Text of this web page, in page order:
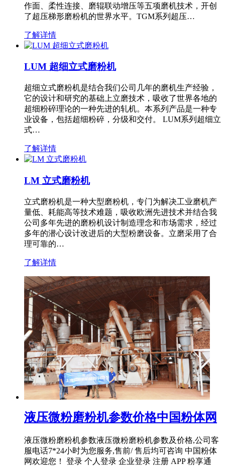
作面、柔性连接、磨辊联动增压等五项磨机技术，开创
了超压梯形磨粉机的世界水平。TGM系列超压…
了解详情
LUM 超细立式磨粉机
超细立式磨粉机是结合我们公司几年的磨机生产经验，
它的设计和研究的基础上立磨技术，吸收了世界各地的
超细粉碎理论的一种先进的轧机。本系列产品是一种专
业设备，包括超细粉碎，分级和交付。 LUM系列超细立
式…
了解详情
LM 立式磨粉机
立式磨粉机是一种大型磨粉机，专门为解决工业磨机产
量低、耗能高等技术难题，吸收欧洲先进技术并结合我
公司多年先进的磨粉机设计制造理念和市场需求，经过
多年的潜心设计改进后的大型粉磨设备。立磨采用了合
理可靠的…
了解详情
液压微粉磨粉机参数价格中国粉体网
液压微粉磨粉机参数液压微粉磨粉机参数及价格,公司客
服电话7*24小时为您服务,售前/ 售后均可咨询 中国粉体
网欢迎您！ 登录 个人登录 企业登录 注册 APP 粉享通